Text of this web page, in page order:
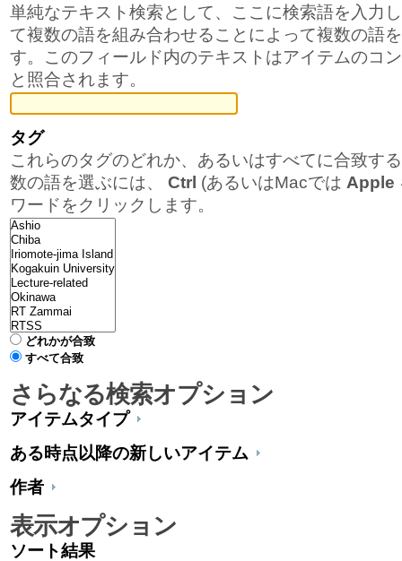
ン
に
飛
ぶ
単純なテキスト検索として、ここに検索語を入力
て複数の語を組み合わせることによって複数の語
す。このフィールド内のテキストはアイテムのコ
と照合されます。
タグ
これらのタグのどれか、あるいはすべてに合致す
数の語を選ぶには、 Ctrl (あるいはMacでは Apple
ワードをクリックします。
どれかが合致
すべて合致
さらなる検索オプション
アイテムタイプ
ある時点以降の新しいアイテム
作者
表示オプション
ソート結果